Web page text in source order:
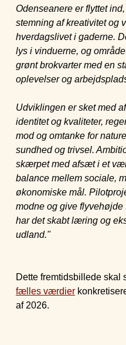
Odenseanere er flyttet
stemning af kreativitet og
hverdagslivet i gaderne.
lys i vinduerne, og
grønt brokvarter med en
oplevelser og
Udviklingen er sket med
identitet og kvaliteter,
mod og omtanke for
sundhed og trivsel.
skærpet med afsæt i et
balance mellem sociale,
økonomiske mål.
modne og give
har det skabt læring og
udland."
Dette fremtidsbillede skal
fælles værdier
af 2026.